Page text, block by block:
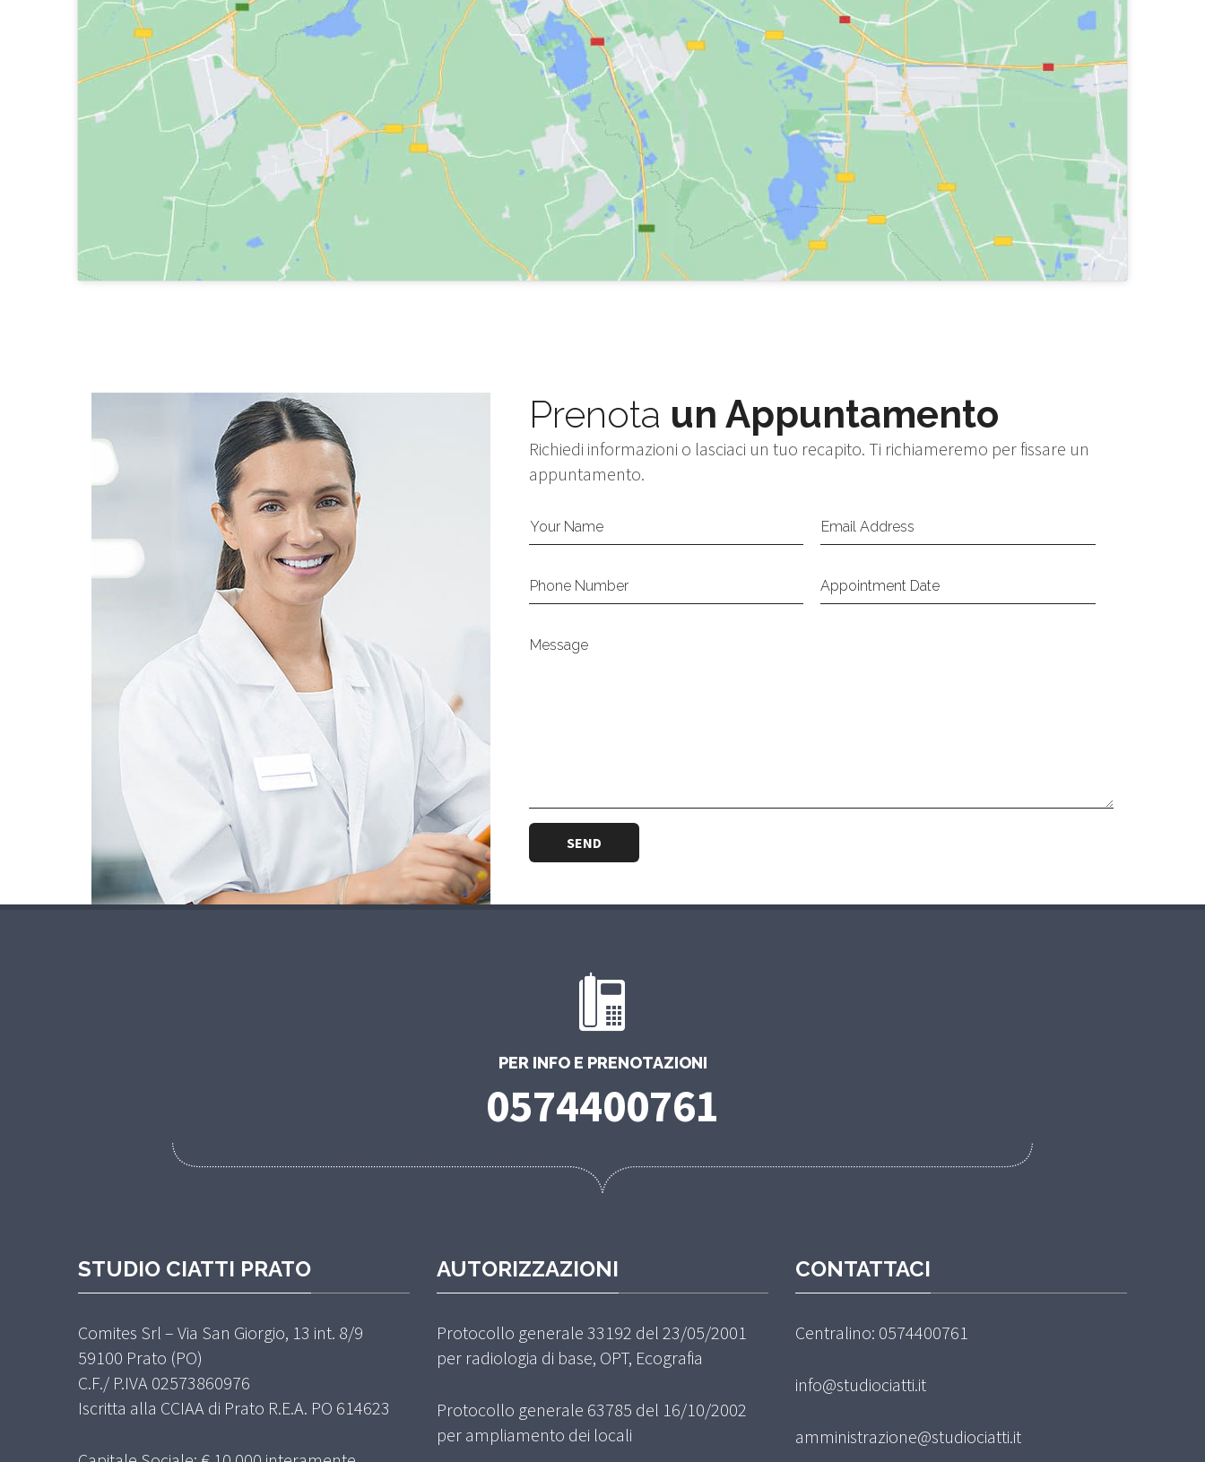
Prenota un Appuntamento
Richiedi informazioni o lasciaci un tuo recapito. Ti richiameremo per fissare un
appuntamento.
Your Name Email Address
Phone Number
Message
PER INFO E PRENOTAZIONI
0574400761
STUDIO CIATTI PRATO
Comites Srl – Via San Giorgio, 13 int. 8/9
59100 Prato (PO)
C.F./ P.IVA 02573860976
Iscritta alla CCIAA di Prato R.E.A. PO 614623
AUTORIZZAZIONI
Protocollo generale 33192 del 23/05/2001
per radiologia di base, OPT, Ecografia
Protocollo generale 63785 del 16/10/2002
per ampliamento dei locali
CONTATTACI
Centralino: 0574400761
info@studiociatti.it
amministrazione@studiociatti.it